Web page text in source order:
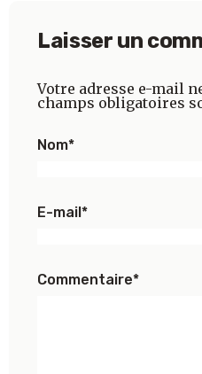
Laisser un
Votre adresse e-mail
champs obligatoires
Nom*
E-mail *
Commentaire*